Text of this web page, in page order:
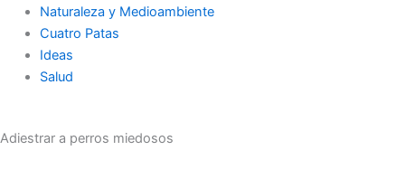
Naturaleza y Medioambiente
Cuatro Patas
Ideas
Salud
Adiestrar a perros miedosos